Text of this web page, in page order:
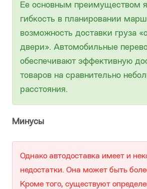
Ее основным преимуществом
гибкость в планировании
возможность доставки груза
двери». Автомобильные
обеспечивают эффективную
товаров на сравнительно
расстояния.
Минусы
Однако автодоставка имеет и
недостатки. Она может быть
Кроме того, существуют